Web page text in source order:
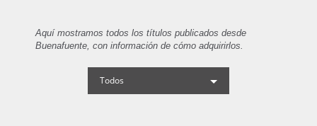
Aquí mostramos todos los títulos publicados desde
Buenafuente, con información de cómo adquirirlos.
Todos